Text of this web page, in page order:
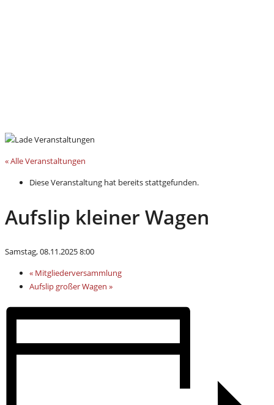
« Alle Veranstaltungen
Diese Veranstaltung hat bereits stattgefunden.
Aufslip kleiner Wagen
Samstag, 08.11.2025 8:00
« Mitgliederversammlung
Aufslip großer Wagen »